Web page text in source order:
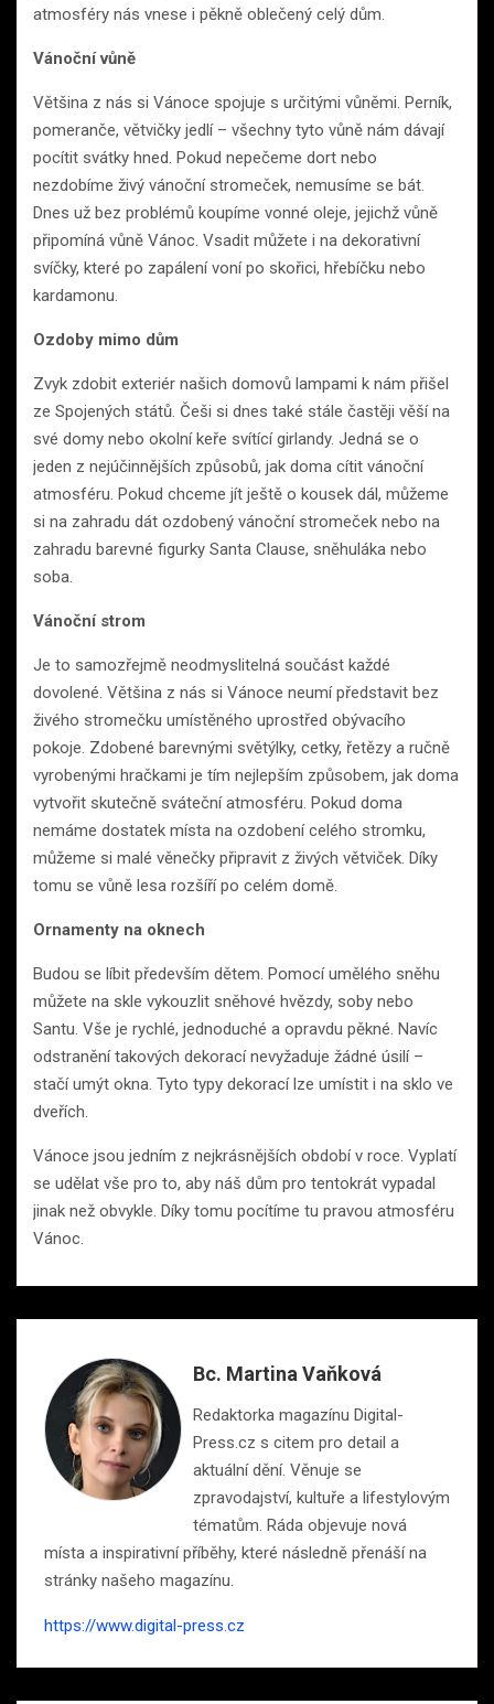
atmosféry nás vnese i pěkně oblečený celý dům.
Vánoční vůně
Většina z nás si Vánoce spojuje s určitými vůněmi. Perník,
pomeranče, větvičky jedlí – všechny tyto vůně nám dávají
pocítit svátky hned. Pokud nepečeme dort nebo
nezdobíme živý vánoční stromeček, nemusíme se bát.
Dnes už bez problémů koupíme vonné oleje, jejichž vůně
připomíná vůně Vánoc. Vsadit můžete i na dekorativní
svíčky, které po zapálení voní po skořici, hřebíčku nebo
kardamonu.
Ozdoby mimo dům
Zvyk zdobit exteriér našich domovů lampami k nám přišel
ze Spojených států. Češi si dnes také stále častěji věší na
své domy nebo okolní keře svítící girlandy. Jedná se o
jeden z nejúčinnějších způsobů, jak doma cítit vánoční
atmosféru. Pokud chceme jít ještě o kousek dál, můžeme
si na zahradu dát ozdobený vánoční stromeček nebo na
zahradu barevné figurky Santa Clause, sněhuláka nebo
soba.
Vánoční strom
Je to samozřejmě neodmyslitelná součást každé
dovolené. Většina z nás si Vánoce neumí představit bez
živého stromečku umístěného uprostřed obývacího
pokoje. Zdobené barevnými světýlky, cetky, řetězy a ručně
vyrobenými hračkami je tím nejlepším způsobem, jak doma
vytvořit skutečně sváteční atmosféru. Pokud doma
nemáme dostatek místa na ozdobení celého stromku,
můžeme si malé věnečky připravit z živých větviček. Díky
tomu se vůně lesa rozšíří po celém domě.
Ornamenty na oknech
Budou se líbit především dětem. Pomocí umělého sněhu
můžete na skle vykouzlit sněhové hvězdy, soby nebo
Santu. Vše je rychlé, jednoduché a opravdu pěkné. Navíc
odstranění takových dekorací nevyžaduje žádné úsilí –
stačí umýt okna. Tyto typy dekorací lze umístit i na sklo ve
dveřích.
Vánoce jsou jedním z nejkrásnějších období v roce. Vyplatí
se udělat vše pro to, aby náš dům pro tentokrát vypadal
jinak než obvykle. Díky tomu pocítíme tu pravou atmosféru
Vánoc.
Bc. Martina Vaňková
Redaktorka magazínu Digital-
Press.cz s citem pro detail a
aktuální dění. Věnuje se
zpravodajství, kultuře a lifestylovým
tématům. Ráda objevuje nová
místa a inspirativní příběhy, které následně přenáší na
stránky našeho magazínu.
https://www.digital-press.cz